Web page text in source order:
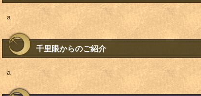
a
千里眼からのご紹介
a